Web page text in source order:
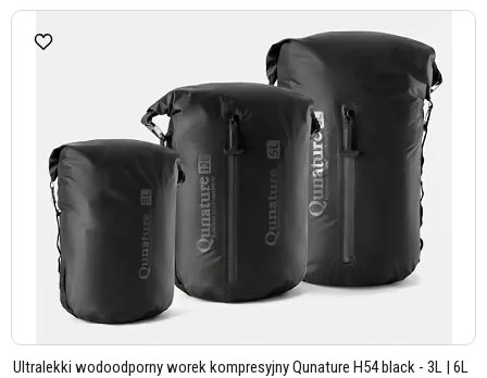
Ultralekki wodoodporny worek kompresyjny Qunature H54 black - 3L | 6L